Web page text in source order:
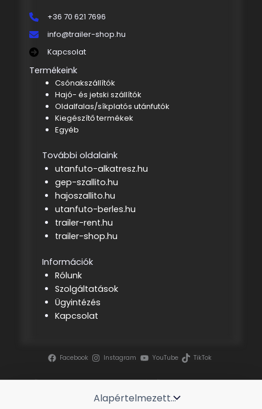
+36 70 621 7696
info@trailer-shop.hu
Kapcsolat
Termékeink
Csónakszállítók
Hajó- és jetski szállítók
Oldalfalas/síkplatós utánfutók
Kiegészítő termékek
Egyéb
További oldalaink
utanfuto-alkatresz.hu
gep-szallito.hu
hajoszallito.hu
utanfuto-berles.hu
trailer-rent.hu
trailer-shop.hu
Információk
Rólunk
Szolgáltatások
Ügyintézés
Kapcsolat
Facebook Instagram YouTube TikTok
Szerzői jog ©2026 | Tenderszakértő
Projektmenedzsment Kft.